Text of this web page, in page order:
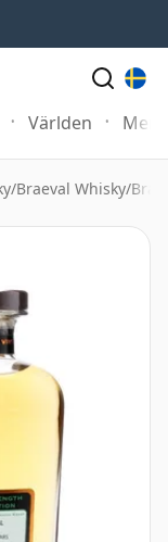
Världen Mer
/Braeval Whisky/